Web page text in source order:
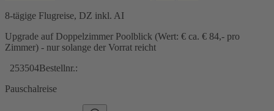
8-tägige Flugreise, DZ inkl. AI
Upgrade auf Doppelzimmer Poolblick (Wert: € ca. € 84,- pro
Zimmer) - nur solange der Vorrat reicht
253504Bestellnr.:
Pauschalreise